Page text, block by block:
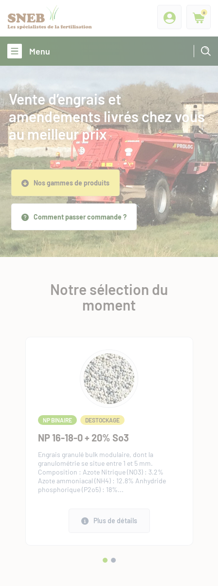
0
Menu
Vente d’engrais et
amendements livrés chez vous
au meilleur prix
Nos gammes de produits
Comment passer commande ?
Notre sélection du
moment
NP BINAIRE DESTOCKAGE
NP 16-18-0 + 20% So3
Engrais granulé bulk modulaire, dont la
granulométrie se situe entre 1 et 5 mm.
Composition : Azote Nitrique (NO3) : 3.2%
Azote ammoniacal (NH4) : 12.8% Anhydride
phosphorique (P2o5) : 18%...
Plus de détails